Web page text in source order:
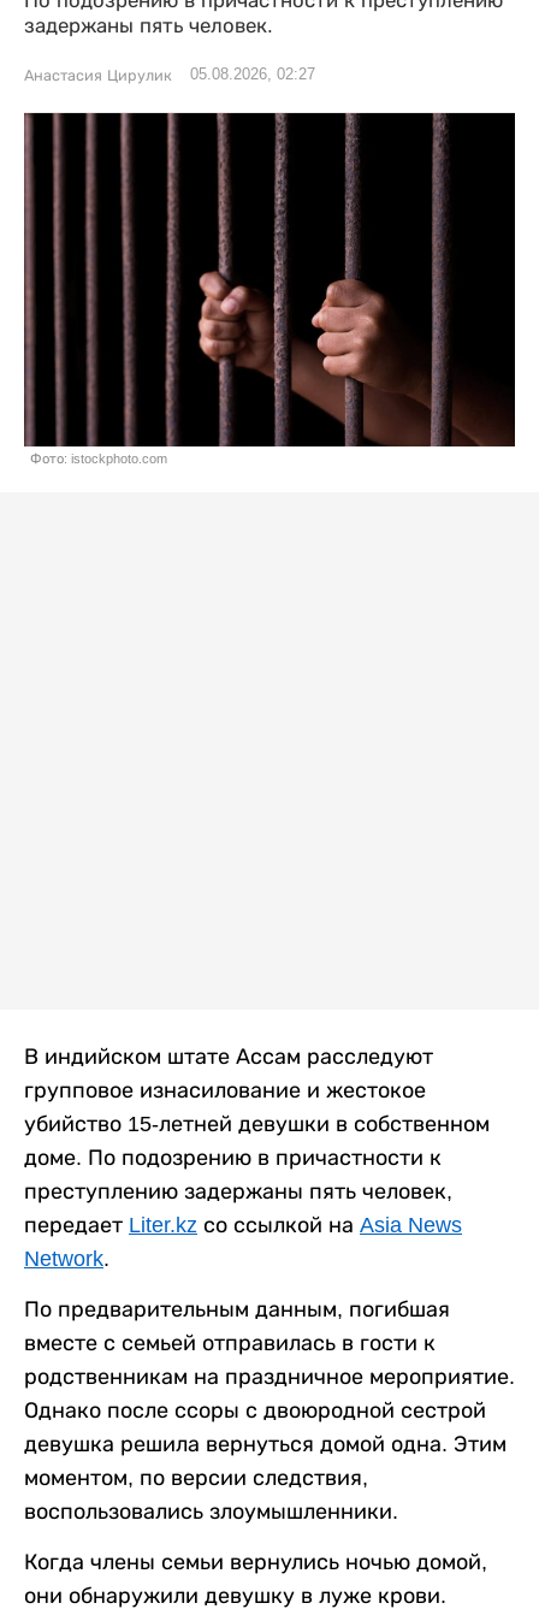
задержаны пять человек.
Анастасия Цирулик 05.08.2026, 02:27
Фото: istockphoto.com
В индийском штате Ассам расследуют
групповое изнасилование и жестокое
убийство 15-летней девушки в собственном
доме. По подозрению в причастности к
преступлению задержаны пять человек,
передает Liter.kz со ссылкой на Asia News
Network.
По предварительным данным, погибшая
вместе с семьей отправилась в гости к
родственникам на праздничное мероприятие.
Однако после ссоры с двоюродной сестрой
девушка решила вернуться домой одна. Этим
моментом, по версии следствия,
воспользовались злоумышленники.
Когда члены семьи вернулись ночью домой,
они обнаружили девушку в луже крови.